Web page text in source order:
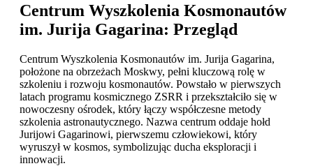
Centrum Wyszkolenia Kosmonautów
im. Jurija Gagarina: Przegląd
Centrum Wyszkolenia Kosmonautów im. Jurija Gagarina,
położone na obrzeżach Moskwy, pełni kluczową rolę w
szkoleniu i rozwoju kosmonautów. Powstało w pierwszych
latach programu kosmicznego ZSRR i przekształciło się w
nowoczesny ośrodek, który łączy współczesne metody
szkolenia astronautycznego. Nazwa centrum oddaje hołd
Jurijowi Gagarinowi, pierwszemu człowiekowi, który
wyruszył w kosmos, symbolizując ducha eksploracji i
innowacji.